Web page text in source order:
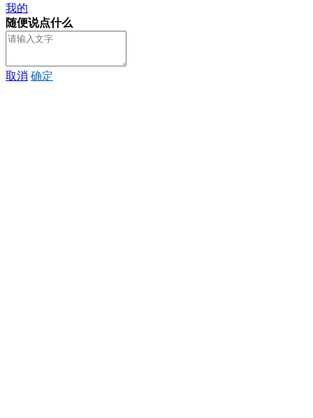
我的
随便说点什么
取消 确定